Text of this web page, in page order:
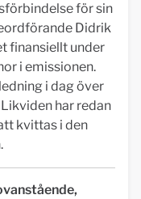
för sin
Didrik
finansiellt under
i emissionen.
i dag över
har redan
kvittas i den